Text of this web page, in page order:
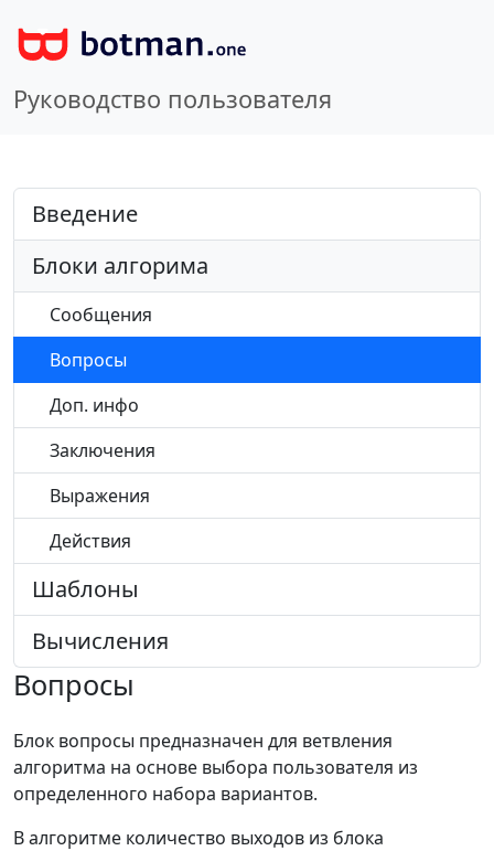
Руководство пользователя
Введение
Блоки алгорима
Сообщения
Вопросы
Доп. инфо
Заключения
Выражения
Действия
Шаблоны
Вычисления
Вопросы
Блок вопросы предназначен для ветвления
алгоритма на основе выбора пользователя из
определенного набора вариантов.
В алгоритме количество выходов из блока